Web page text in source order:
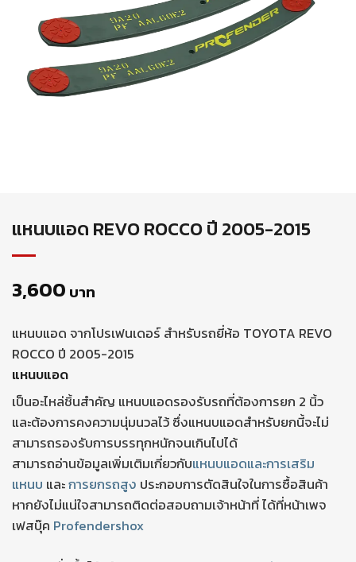
แหนบแอด REVO ROCCO ปี 2005-2015
3,600 บาท
แหนบแอด จากโปรเฟนเดอร์ สำหรับรถยี่ห้อ TOYOTA REVO
ROCCO ปี 2005-2015
แหนบแอด
เป็นอะไหล่ชิ้นสำคัญ แหนบแอดรองรับรถที่ต้องการยก 2 นิ้ว
และต้องการคงความนุ่มนวลไว้ ซึ่งแหนบแอดสำหรับยกนี้จะไม่
สามารถรองรับการบรรทุกหนักจนเกินไปได้
สามารถอ่านข้อมูลเพิ่มเติมเกี่ยวกับแหนบแอดและการเสริม
แหนบ และการยกรถสูง ประกอบการตัดสินใจในการซื้อสินค้า
หากยังไม่แน่ใจสามารถติดต่อสอบถามเจ้าหน้าที่ ได้ที่หน้าเพจ
เฟสบุ๊ค Profendershox